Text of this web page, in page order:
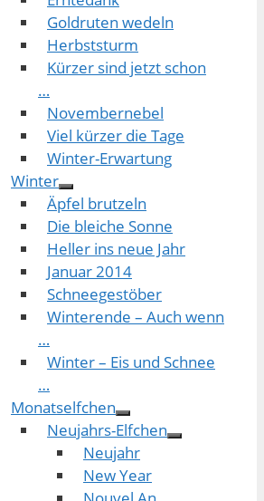
Goldruten wedeln
Herbststurm
Kürzer sind jetzt schon
…
Novembernebel
Viel kürzer die Tage
Winter-Erwartung
Winter
Äpfel brutzeln
Die bleiche Sonne
Heller ins neue Jahr
Januar 2014
Schneegestöber
Winterende – Auch wenn
…
Winter – Eis und Schnee
…
Monatselfchen
Neujahrs-Elfchen
Neujahr
New Year